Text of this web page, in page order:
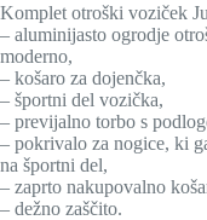
Komplet otroški voziček
– aluminijasto ogrodje
moderno,
– košaro za dojenčka,
– športni del vozička,
– previjalno torbo s
– pokrivalo za nogice, ki
na športni del,
– zaprto nakupovalno
– dežno zaščito.